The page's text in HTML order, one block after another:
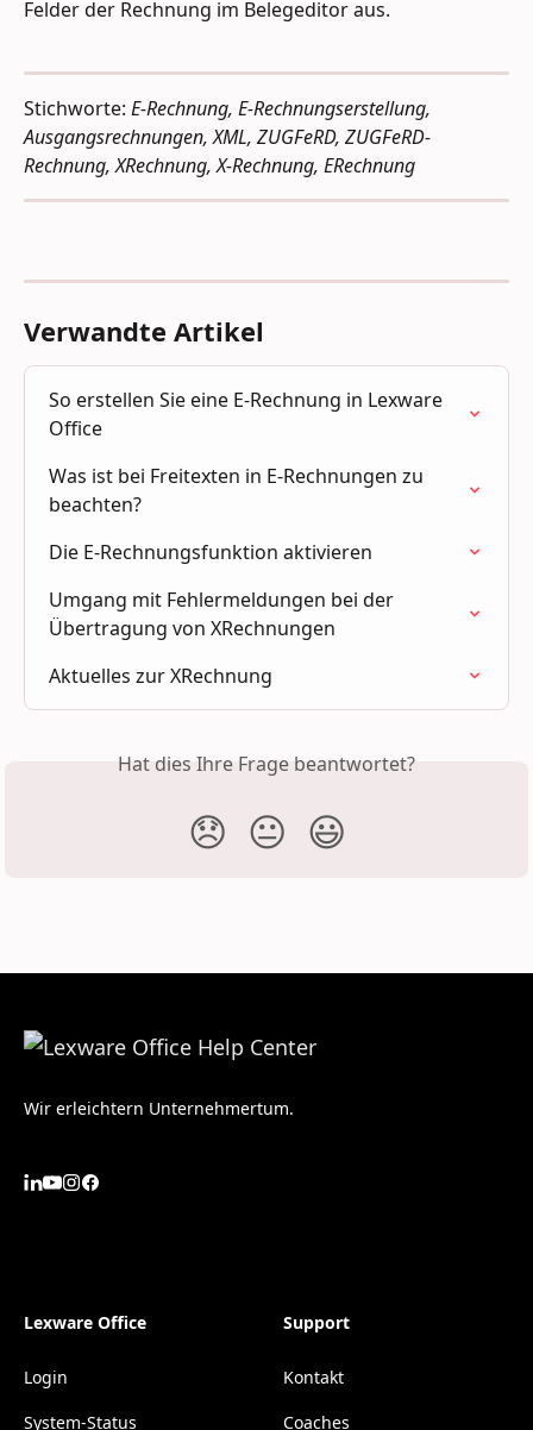
Felder der Rechnung im Belegeditor aus.
Stichworte: E-Rechnung, E-Rechnungserstellung,
Ausgangsrechnungen, XML, ZUGFeRD, ZUGFeRD-
Rechnung, XRechnung, X-Rechnung, ERechnung
Verwandte Artikel
So erstellen Sie eine E-Rechnung in Lexware
Office
Was ist bei Freitexten in E-Rechnungen zu
beachten?
Die E-Rechnungsfunktion aktivieren
Umgang mit Fehlermeldungen bei der
Übertragung von XRechnungen
Aktuelles zur XRechnung
Hat dies Ihre Frage beantwortet?
😞 😐 😃
Wir erleichtern Unternehmertum.
Lexware Office
Login
System-Status
Support
Kontakt
Coaches